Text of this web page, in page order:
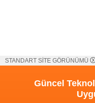
STANDART SİTE GÖRÜNÜMÜ
Güncel